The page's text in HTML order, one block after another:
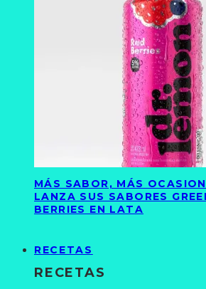
MÁS SABOR, MÁS
LANZA SUS SABORES
BERRIES EN LATA
RECETAS
RECETAS